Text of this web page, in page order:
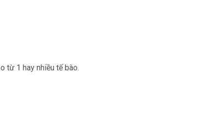
từ 1 hay nhiều tế bào.